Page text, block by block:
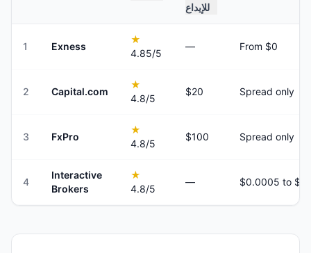
للإيداع
1 Exness
★
4.85/5
— From $0
2 Capital.com
★
4.8/5
$20 Spread only
3 FxPro
★
4.8/5
$100 Spread only
4
Interactive
Brokers
★
4.8/5
—